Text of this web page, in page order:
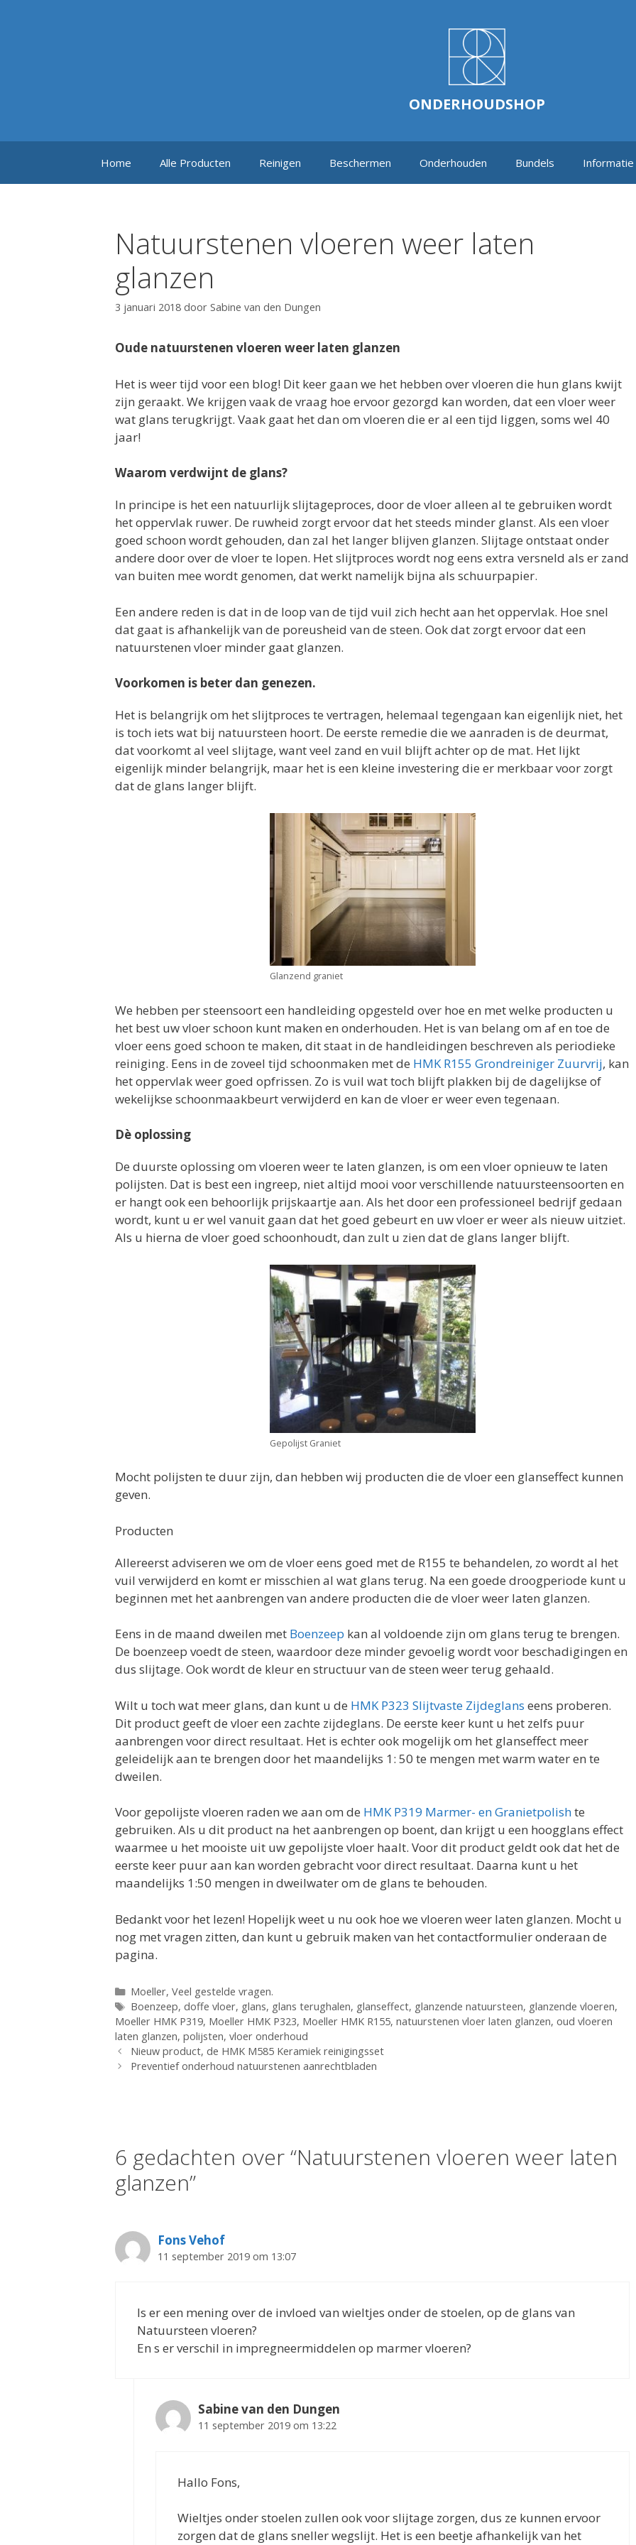
ONDERHOUDSHOP
Home Alle Producten Reinigen Beschermen Onderhouden Bundels Informatie
Natuurstenen vloeren weer laten
glanzen
3 januari 2018 door Sabine van den Dungen
Oude natuurstenen vloeren weer laten glanzen
Het is weer tijd voor een blog! Dit keer gaan we het hebben over vloeren die hun glans kwijt
zijn geraakt. We krijgen vaak de vraag hoe ervoor gezorgd kan worden, dat een vloer weer
wat glans terugkrijgt. Vaak gaat het dan om vloeren die er al een tijd liggen, soms wel 40
jaar!
Waarom verdwijnt de glans?
In principe is het een natuurlijk slijtageproces, door de vloer alleen al te gebruiken wordt
het oppervlak ruwer. De ruwheid zorgt ervoor dat het steeds minder glanst. Als een vloer
goed schoon wordt gehouden, dan zal het langer blijven glanzen. Slijtage ontstaat onder
andere door over de vloer te lopen. Het slijtproces wordt nog eens extra versneld als er zand
van buiten mee wordt genomen, dat werkt namelijk bijna als schuurpapier.
Een andere reden is dat in de loop van de tijd vuil zich hecht aan het oppervlak. Hoe snel
dat gaat is afhankelijk van de poreusheid van de steen. Ook dat zorgt ervoor dat een
natuurstenen vloer minder gaat glanzen.
Voorkomen is beter dan genezen.
Het is belangrijk om het slijtproces te vertragen, helemaal tegengaan kan eigenlijk niet, het
is toch iets wat bij natuursteen hoort. De eerste remedie die we aanraden is de deurmat,
dat voorkomt al veel slijtage, want veel zand en vuil blijft achter op de mat. Het lijkt
eigenlijk minder belangrijk, maar het is een kleine investering die er merkbaar voor zorgt
dat de glans langer blijft.
Glanzend graniet
We hebben per steensoort een handleiding opgesteld over hoe en met welke producten u
het best uw vloer schoon kunt maken en onderhouden. Het is van belang om af en toe de
vloer eens goed schoon te maken, dit staat in de handleidingen beschreven als periodieke
reiniging. Eens in de zoveel tijd schoonmaken met de HMK R155 Grondreiniger Zuurvrij, kan
het oppervlak weer goed opfrissen. Zo is vuil wat toch blijft plakken bij de dagelijkse of
wekelijkse schoonmaakbeurt verwijderd en kan de vloer er weer even tegenaan.
Dè oplossing
De duurste oplossing om vloeren weer te laten glanzen, is om een vloer opnieuw te laten
polijsten. Dat is best een ingreep, niet altijd mooi voor verschillende natuursteensoorten en
er hangt ook een behoorlijk prijskaartje aan. Als het door een professioneel bedrijf gedaan
wordt, kunt u er wel vanuit gaan dat het goed gebeurt en uw vloer er weer als nieuw uitziet.
Als u hierna de vloer goed schoonhoudt, dan zult u zien dat de glans langer blijft.
Gepolijst Graniet
Mocht polijsten te duur zijn, dan hebben wij producten die de vloer een glanseffect kunnen
geven.
Producten
Allereerst adviseren we om de vloer eens goed met de R155 te behandelen, zo wordt al het
vuil verwijderd en komt er misschien al wat glans terug. Na een goede droogperiode kunt u
beginnen met het aanbrengen van andere producten die de vloer weer laten glanzen.
Eens in de maand dweilen met Boenzeep kan al voldoende zijn om glans terug te brengen.
De boenzeep voedt de steen, waardoor deze minder gevoelig wordt voor beschadigingen en
dus slijtage. Ook wordt de kleur en structuur van de steen weer terug gehaald.
Wilt u toch wat meer glans, dan kunt u de HMK P323 Slijtvaste Zijdeglans eens proberen.
Dit product geeft de vloer een zachte zijdeglans. De eerste keer kunt u het zelfs puur
aanbrengen voor direct resultaat. Het is echter ook mogelijk om het glanseffect meer
geleidelijk aan te brengen door het maandelijks 1: 50 te mengen met warm water en te
dweilen.
Voor gepolijste vloeren raden we aan om de HMK P319 Marmer- en Granietpolishte
gebruiken. Als u dit product na het aanbrengen op boent, dan krijgt u een hoogglans effect
waarmee u het mooiste uit uw gepolijste vloer haalt. Voor dit product geldt ook dat het de
eerste keer puur aan kan worden gebracht voor direct resultaat. Daarna kunt u het
maandelijks 1:50 mengen in dweilwater om de glans te behouden.
Bedankt voor het lezen! Hopelijk weet u nu ook hoe we vloeren weer laten glanzen. Mocht u
nog met vragen zitten, dan kunt u gebruik maken van het contactformulier onderaan de
pagina.
Categorieën
Moeller, Veel gestelde vragen.
Tags
Boenzeep, doffe vloer, glans, glans terughalen, glanseffect, glanzende natuursteen, glanzende vloeren,
Moeller HMK P319, Moeller HMK P323, Moeller HMK R155, natuurstenen vloer laten glanzen, oud vloeren
laten glanzen, polijsten, vloer onderhoud
Nieuw product, de HMK M585 Keramiek reinigingsset
Preventief onderhoud natuurstenen aanrechtbladen
6 gedachten over “Natuurstenen vloeren weer laten
glanzen”
Fons Vehof
11 september 2019 om 13:07
Is er een mening over de invloed van wieltjes onder de stoelen, op de glans van
Natuursteen vloeren?
En s er verschil in impregneermiddelen op marmer vloeren?
Sabine van den Dungen
11 september 2019 om 13:22
Hallo Fons,
Wieltjes onder stoelen zullen ook voor slijtage zorgen, dus ze kunnen ervoor
zorgen dat de glans sneller wegslijt. Het is een beetje afhankelijk van het